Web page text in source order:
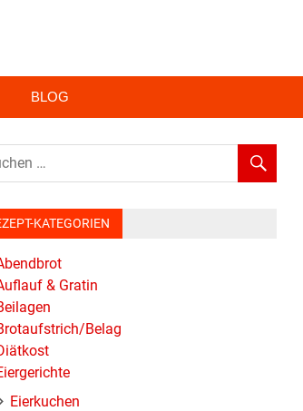
BLOG
KATEGORIEN
& Gratin
Belag
Eierkuchen